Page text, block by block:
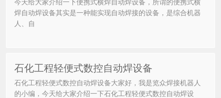
今天给大家介绍一下便携式横焊自动焊设备，所谓的便携式横
焊自动焊设备其实是一种能实现自动焊接的设备，是综合机器
人、自
石化工程轻便式数控自动焊设备
石化工程轻便式数控自动焊设备大家好，我是览众焊接机器人
的小编，今天给大家介绍一下石化工程轻便式数控自动焊设